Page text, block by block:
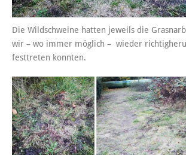
Die Wildschweine hatten jeweils die
wir – wo immer möglich – wieder
festtreten konnten.